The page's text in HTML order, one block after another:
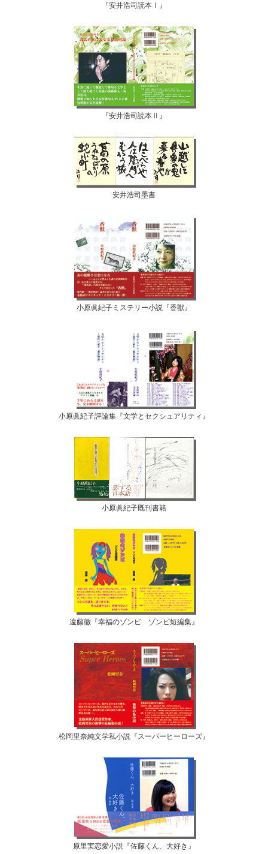
『安井浩司読本Ⅰ』
『安井浩司読本Ⅱ』
安井浩司墨書
小原眞紀子ミステリー小説『香獣』
小原眞紀子評論集『文学とセクシュアリティ』
小原眞紀子既刊書籍
遠藤徹『幸福のゾンビ ゾンビ短編集』
松岡里奈純文学私小説『スーパーヒーローズ』
原里実恋愛小説『佐藤くん、大好き』